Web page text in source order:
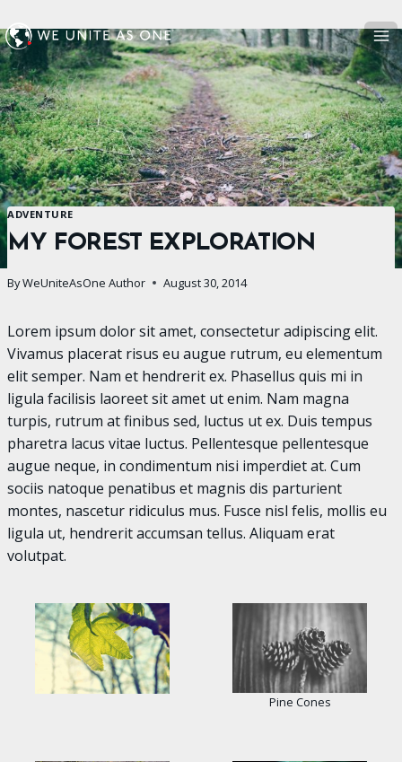
to
content
ADVENTURE
MY FOREST EXPLORATION
ByWeUniteAsOne Author August 30, 2014
Lorem ipsum dolor sit amet, consectetur adipiscing elit.
Vivamus placerat risus eu augue rutrum, eu elementum
elit semper. Nam et hendrerit ex. Phasellus quis mi in
ligula facilisis laoreet sit amet ut enim. Nam magna
turpis, rutrum at finibus sed, luctus ut ex. Duis tempus
pharetra lacus vitae luctus. Pellentesque pellentesque
augue neque, in condimentum nisi imperdiet at. Cum
sociis natoque penatibus et magnis dis parturient
montes, nascetur ridiculus mus. Fusce nisl felis, mollis eu
ligula ut, hendrerit accumsan tellus. Aliquam erat
volutpat.
Pine Cones